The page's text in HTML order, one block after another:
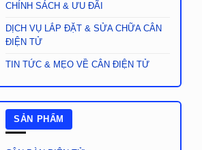
CHÍNH SÁCH & ƯU ĐÃI
DỊCH VỤ LẮP ĐẶT & SỬA CHỮA CÂN
ĐIỆN TỬ
TIN TỨC & MẸO VỀ CÂN ĐIỆN TỬ
SẢN PHẨM